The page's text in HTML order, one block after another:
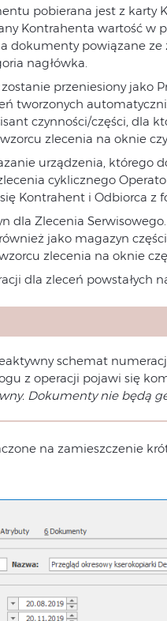
pobierana jest z karty
Kontrahenta wartość w
dokumenty powiązane ze
nagłówka.
przeniesiony jako
tworzonych
czynności/części, dla
zlecenia na oknie
urządzenia, którego
cyklicznego
Kontrahent i Odbiorca z
dla Zlecenia
jako magazyn
zlecenia na oknie
dla zleceń powstałych
schemat
z operacji pojawi się
Dokumenty nie będą
na zamieszczenie